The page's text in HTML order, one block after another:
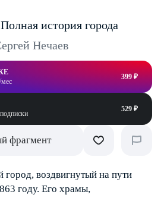
история города
Нечаев
мес
399 ₽
529 ₽
фрагмент
воздвигнутый на пути
году. Его храмы,